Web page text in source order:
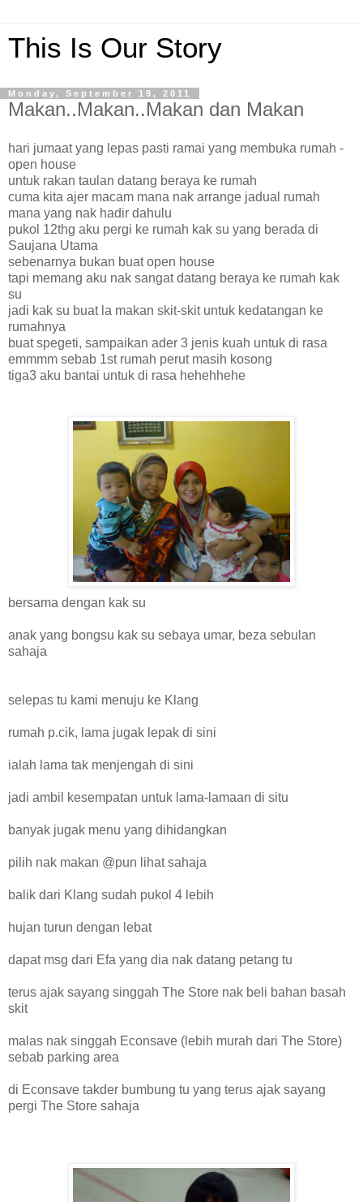
This Is Our Story
Monday, September 19, 2011
Makan..Makan..Makan dan Makan
hari jumaat yang lepas pasti ramai yang membuka rumah -
open house
untuk rakan taulan datang beraya ke rumah
cuma kita ajer macam mana nak arrange jadual rumah
mana yang nak hadir dahulu
pukol 12thg aku pergi ke rumah kak su yang berada di
Saujana Utama
sebenarnya bukan buat open house
tapi memang aku nak sangat datang beraya ke rumah kak
su
jadi kak su buat la makan skit-skit untuk kedatangan ke
rumahnya
buat spegeti, sampaikan ader 3 jenis kuah untuk di rasa
emmmm sebab 1st rumah perut masih kosong
tiga3 aku bantai untuk di rasa hehehhehe
bersama dengan kak su
anak yang bongsu kak su sebaya umar, beza sebulan
sahaja
selepas tu kami menuju ke Klang
rumah p.cik, lama jugak lepak di sini
ialah lama tak menjengah di sini
jadi ambil kesempatan untuk lama-lamaan di situ
banyak jugak menu yang dihidangkan
pilih nak makan @pun lihat sahaja
balik dari Klang sudah pukol 4 lebih
hujan turun dengan lebat
dapat msg dari Efa yang dia nak datang petang tu
terus ajak sayang singgah The Store nak beli bahan basah
skit
malas nak singgah Econsave (lebih murah dari The Store)
sebab parking area
di Econsave takder bumbung tu yang terus ajak sayang
pergi The Store sahaja